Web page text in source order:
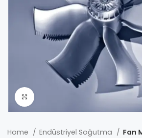
Home Endüstriyel Soğutma Fan